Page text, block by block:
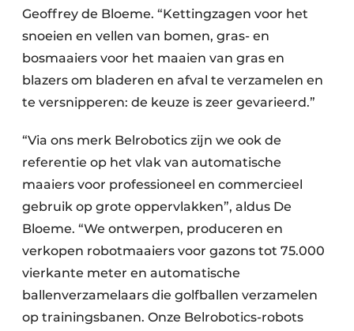
Geoffrey de Bloeme. “Kettingzagen voor het
snoeien en vellen van bomen, gras- en
bosmaaiers voor het maaien van gras en
blazers om bladeren en afval te verzamelen en
te versnipperen: de keuze is zeer gevarieerd.”
“Via ons merk Belrobotics zijn we ook de
referentie op het vlak van automatische
maaiers voor professioneel en commercieel
gebruik op grote oppervlakken”, aldus De
Bloeme. “We ontwerpen, produceren en
verkopen robotmaaiers voor gazons tot 75.000
vierkante meter en automatische
ballenverzamelaars die golfballen verzamelen
op trainingsbanen. Onze Belrobotics-robots